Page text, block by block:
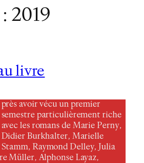
2019
livre
près avoir vécu un premier
semestre particulièrement riche
avec les romans de Marie Perny,
Didier Burkhalter, Marielle
Stamm, Raymond Delley, Julia
Müller, Alphonse Layaz,